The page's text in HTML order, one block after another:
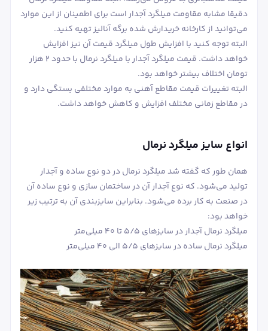
دقیقا مشابه مقاومت میلگرد آجدار است برای اطمینان از این موارد
می‌توانید از کارخانه خریدارش شده برگه آنالیز تهیه کنید.
البته توجه کنید با افزایش طول میلگرد قیمت آن نیز افزایش
خواهد داشت. قیمت میلگرد آجدار با میلگرد نرمال با حدود 2 هزار
تومان اختلاف بیشتر خواهد بود.
البته تغییرات قیمت مقاطع آهنی به موارد مختلفی بستگی دارد و
در مقاطع زمانی مختلف افزایش و کاهش خواهد داشت.
انواع سایز میلگرد نرمال
همان طور که گفته شد میلگرد نرمال در دو نوع ساده و آجدار
تولید می‌شود. که نوع آجدار آن در ساختمان سازی و نوع ساده آن
در صنعت به کار برده می‌شود. بنابراین سایزبندی آن به ترتیب زیر
خواهد بود:
میلگرد نرمال آجدار در سایزهای 5/5 تا 40 میلی‌متر
میلگرد نرمال ساده در سایزهای 5/5 الی 40 میلی‌متر